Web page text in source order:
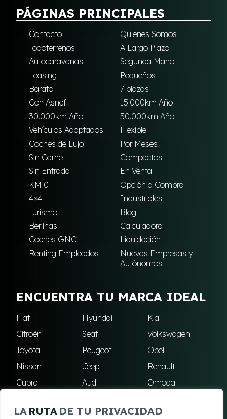
LA RUTA DE TU PRIVACIDAD
PÁGINAS PRINCIPALES
Contacto
Quienes Somos
Todoterrenos
A Largo Plazo
Autocaravanas
Segunda Mano
Leasing
Pequeños
Barato
7 plazas
Con Asnef
15.000km Año
30.000km Año
50.000km Año
Vehículos Adaptados
Flexible
Coches de Lujo
Por Meses
Sin Carnet
Compactos
Sin Entrada
En Venta
KM 0
Opción a Compra
4×4
Industriales
Turismo
Blog
Berlinas
Calculadora
Coches GNC
Liquidación
Renting Empleados
Nuevas Empresas y
Autónomos
ENCUENTRA TU MARCA IDEAL
Fiat Hyundai
Kia
Citroën
Seat
Volkswagen
Toyota
Peugeot
Opel
Nissan
Jeep
Renault
Cupra
Audi
Omoda
Skoda
Ford Todas las marcas